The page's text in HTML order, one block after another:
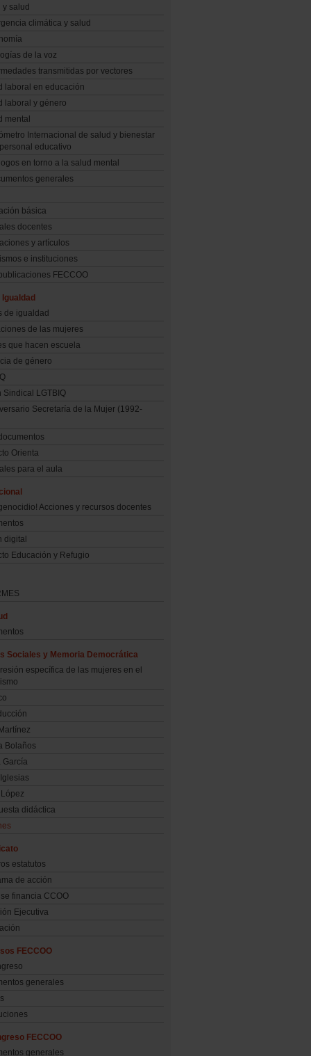
y salud
climática y salud
de la voz
transmitidas por vectores
laboral en educación
laboral y género
mental
Internacional de salud y bienestar
educativo
en torno a la salud mental
generales
básica
docentes
y artículos
e instituciones
FECCOO
Igualdad
de igualdad
de las mujeres
que hacen escuela
de género
Sindical LGTBIQ
Secretaría de la Mujer (1992-
Orienta
para el aula
Acciones y recursos docentes
digital
Educación y Refugio
Sociales y Memoria Democrática
específica de las mujeres en el
Bolaños
García
didáctica
estatutos
de acción
financia CCOO
Ejecutiva
FECCOO
generales
FECCOO
generales